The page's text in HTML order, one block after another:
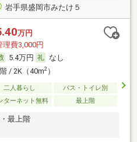
岩手県盛岡市みたけ５
万円
理費3,000円
5.4万円
なし
/ 2K（40m2）
二人暮らし
バス・トイレ別
ターネット無料 最上階
最上階